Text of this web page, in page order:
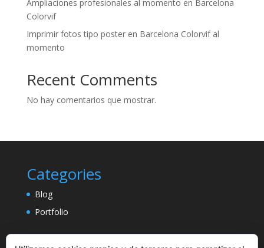
Ampliaciones profesionales al momento en Barcelona
Colorvif
Imprimir fotos tipo poster en Barcelona Colorvif al
momento
Recent Comments
No hay comentarios que mostrar.
Categories
Blog
Portfolio